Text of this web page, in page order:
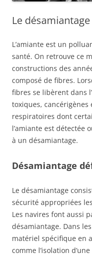
Le désamiantage
L’amiante est un
santé. On retrouve ce
constructions des
composé de fibres.
fibres se libèrent dans
toxiques,
respiratoires dont
l’amiante est détectée
à un désamiantage.
Désamiantage
Le désamiantage
sécurité appropriées
Les navires font aussi
désamiantage. Dans
matériel spécifique en
comme l’isolation